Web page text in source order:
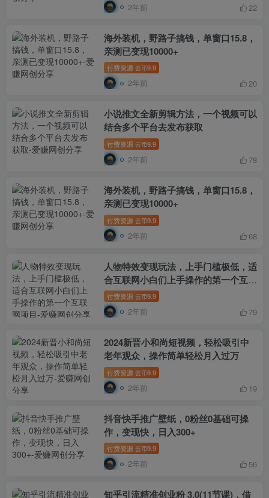
2年前 22
海外装机，野路子搞钱，单窗口15.8，
亲测已变现10000+
付费资源 云币9.9
2年前 20
小说推文全新剪辑方法，一个视频可以
结合多个平台去发布获取
付费资源 云币9.9
2年前 78
海外装机，野路子搞钱，单窗口15.8，
亲测已变现10000+
付费资源 云币9.9
2年前 68
人物特效变现玩法，上手门槛极低，适
合互联网小白们上手操作的第一个互联
网项目
付费资源 云币9.9
2年前 79
2024新晋小和尚短视频，轻松吸引中
老年观众，操作简单轻松月入过万
付费资源 云币9.9
2年前 19
抖音快手推广壁纸，0粉丝0基础可操
作，变现快，日入300+
付费资源 云币9.9
2年前 56
知乎引流精准创业粉 3.0(11节课)，借